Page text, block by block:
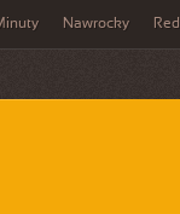
Nawrocky